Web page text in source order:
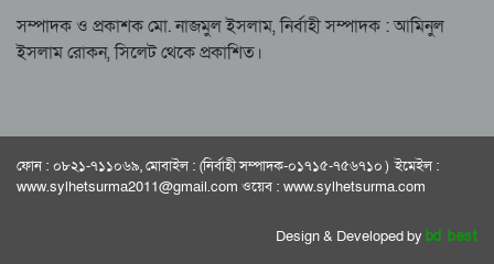
আসামির ওপর ফের হামলা
এআই দিয়ে অশালীন ছবি ছড়ানোর অভিযোগ
সিলেটের ভাঙাচোরা সড়ক নিয়ে সিসিক প্রশাসকের
সম্পাদক ও প্রকাশক মো. নাজমুল ইসলাম, নির্বাহী সম্পাদক : আমিনুল
ইসলাম রোকন, সিলেট থেকে প্রকাশিত।
ফোন : ০৮২১-৭১১০৬৯, মোবাইল : (নির্বাহী সম্পাদক-০১৭১৫-৭৫৬৭১০ ) ইমেইল :
www.sylhetsurma2011@gmail.com ওয়েব : www.sylhetsurma.com
Design & Developed by bd best